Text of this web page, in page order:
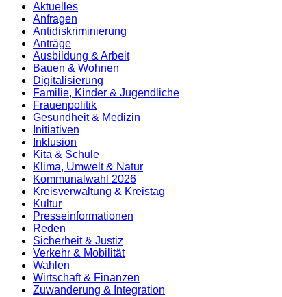
Aktuelles
Anfragen
Antidiskrimi­nierung
Anträge
Ausbildung & Arbeit
Bauen & Wohnen
Digitalisierung
Familie, Kinder & Jugendliche
Frauenpolitik
Gesundheit & Medizin
Initiativen
Inklusion
Kita & Schule
Klima, Umwelt & Natur
Kommunalwahl 2026
Kreisverwaltung & Kreistag
Kultur
Presse­informationen
Reden
Sicherheit & Justiz
Verkehr & Mobilität
Wahlen
Wirtschaft & Finanzen
Zuwanderung & Integration